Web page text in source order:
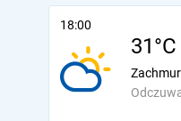
18:00
31°C